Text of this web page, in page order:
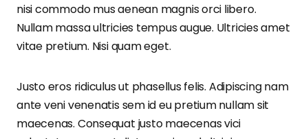
nisi commodo mus aenean magnis orci libero.
Nullam massa ultricies tempus augue. Ultricies amet
vitae pretium. Nisi quam eget.
Justo eros ridiculus ut phasellus felis. Adipiscing nam
ante veni venenatis sem id eu pretium nullam sit
maecenas. Consequat justo maecenas vici